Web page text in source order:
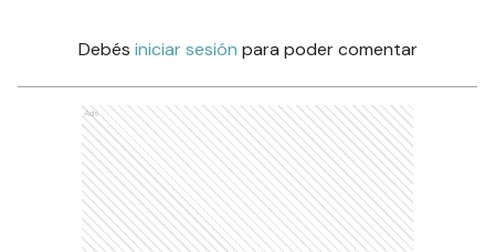
Debés iniciar sesión para poder comentar
Ads